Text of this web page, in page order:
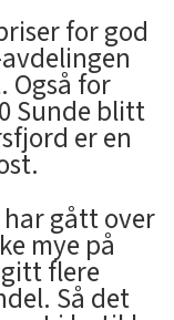
for god
Også for
Sunde blitt
er en
gått over
mye på
flere
Så det